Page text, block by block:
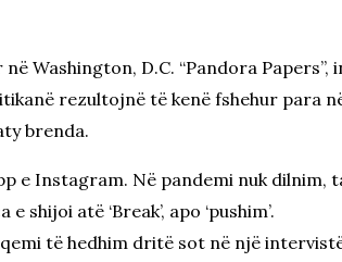
Washington, D.C. “Pandora Papers”,
rezultojnë të kenë fshehur para
brenda.
e Instagram. Në pandemi nuk dilnim,
atë ‘Break’, apo ‘pushim’.
të hedhim dritë sot në një